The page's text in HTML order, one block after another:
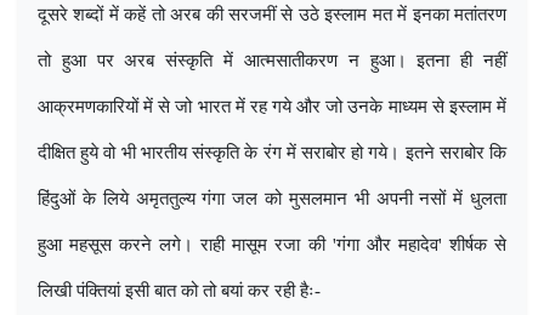
दूसरे शब्दों में कहें तो अरब की सरजमीं से उठे इस्लाम मत में इनका मतांतरण
तो हुआ पर अरब संस्कृति में आत्मसातीकरण न हुआ। इतना ही नहीं
आक्रमणकारियों में से जो भारत में रह गये और जो उनके माध्यम से इस्लाम में
दीक्षित हुये वो भी भारतीय संस्कृति के रंग में सराबोर हो गये। इतने सराबोर कि
हिंदुओं के लिये अमृततुल्य गंगा जल को मुसलमान भी अपनी नसों में धुलता
हुआ महसूस करने लगे। राही मासूम रजा की 'गंगा और महादेव'शीर्षक से
लिखी पंक्तियां इसी बात को तो बयां कर रही हैः-